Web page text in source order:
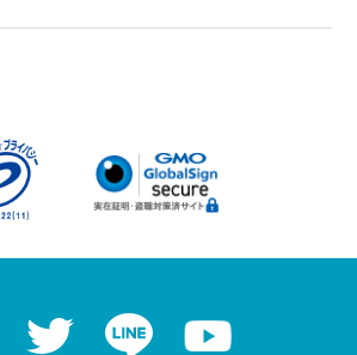
Facebook Twitter LINE